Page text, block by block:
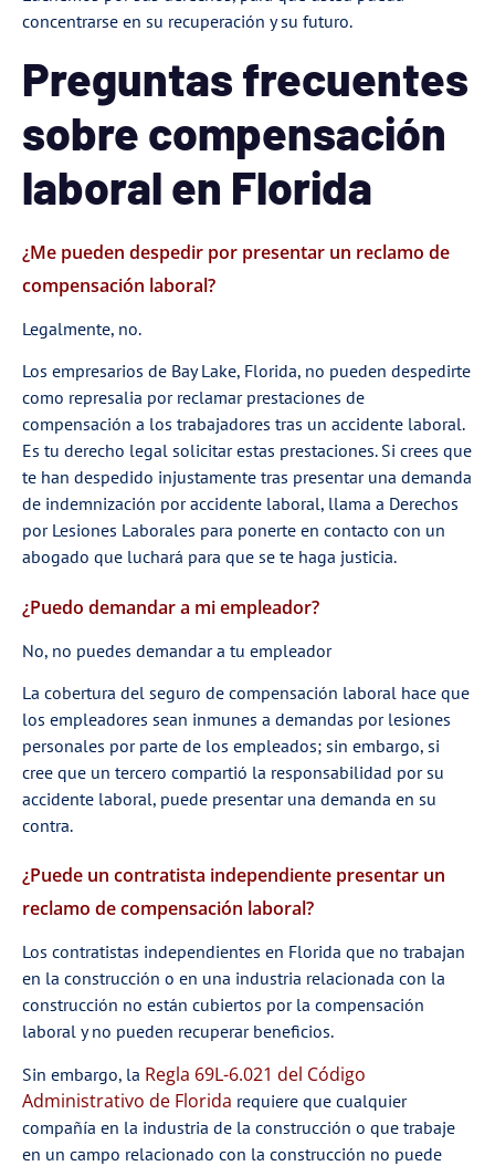
concentrarse en su recuperación y su futuro.
Preguntas frecuentes
sobre compensación
laboral en Florida
¿Me pueden despedir por presentar un reclamo de
compensación laboral?
Legalmente, no.
Los empresarios de Bay Lake, Florida, no pueden despedirte
como represalia por reclamar prestaciones de
compensación a los trabajadores tras un accidente laboral.
Es tu derecho legal solicitar estas prestaciones. Si crees que
te han despedido injustamente tras presentar una demanda
de indemnización por accidente laboral, llama a Derechos
por Lesiones Laborales para ponerte en contacto con un
abogado que luchará para que se te haga justicia.
¿Puedo demandar a mi empleador?
No, no puedes demandar a tu empleador
La cobertura del seguro de compensación laboral hace que
los empleadores sean inmunes a demandas por lesiones
personales por parte de los empleados; sin embargo, si
cree que un tercero compartió la responsabilidad por su
accidente laboral, puede presentar una demanda en su
contra.
¿Puede un contratista independiente presentar un
reclamo de compensación laboral?
Los contratistas independientes en Florida que no trabajan
en la construcción o en una industria relacionada con la
construcción no están cubiertos por la compensación
laboral y no pueden recuperar beneficios.
Sin embargo, la Regla 69L-6.021 del Código
Administrativo de Florida requiere que cualquier
compañía en la industria de la construcción o que trabaje
en un campo relacionado con la construcción no puede